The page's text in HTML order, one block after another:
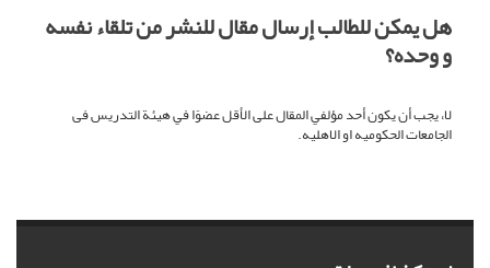
هل يمكن للطالب إرسال مقال للنشر من تلقاء نفسه
و وحده؟
لا، يجب أن يكون أحد مؤلفي المقال على الأقل عضوًا في هيئة التدريس فی
الجامعات الحکومیه او الاهلیه.